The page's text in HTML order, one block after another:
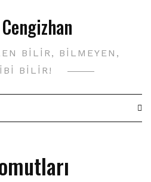
BILIR, BILMEYEN,
BILIR!